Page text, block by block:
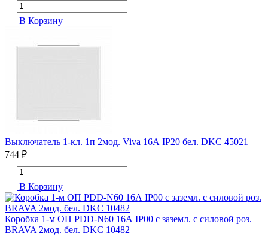
В Корзину
Выключатель 1-кл. 1п 2мод. Viva 16А IP20 бел. DKC 45021
744 ₽
В Корзину
Коробка 1-м ОП PDD-N60 16А IP00 с заземл. с силовой роз.
BRAVA 2мод. бел. DKC 10482